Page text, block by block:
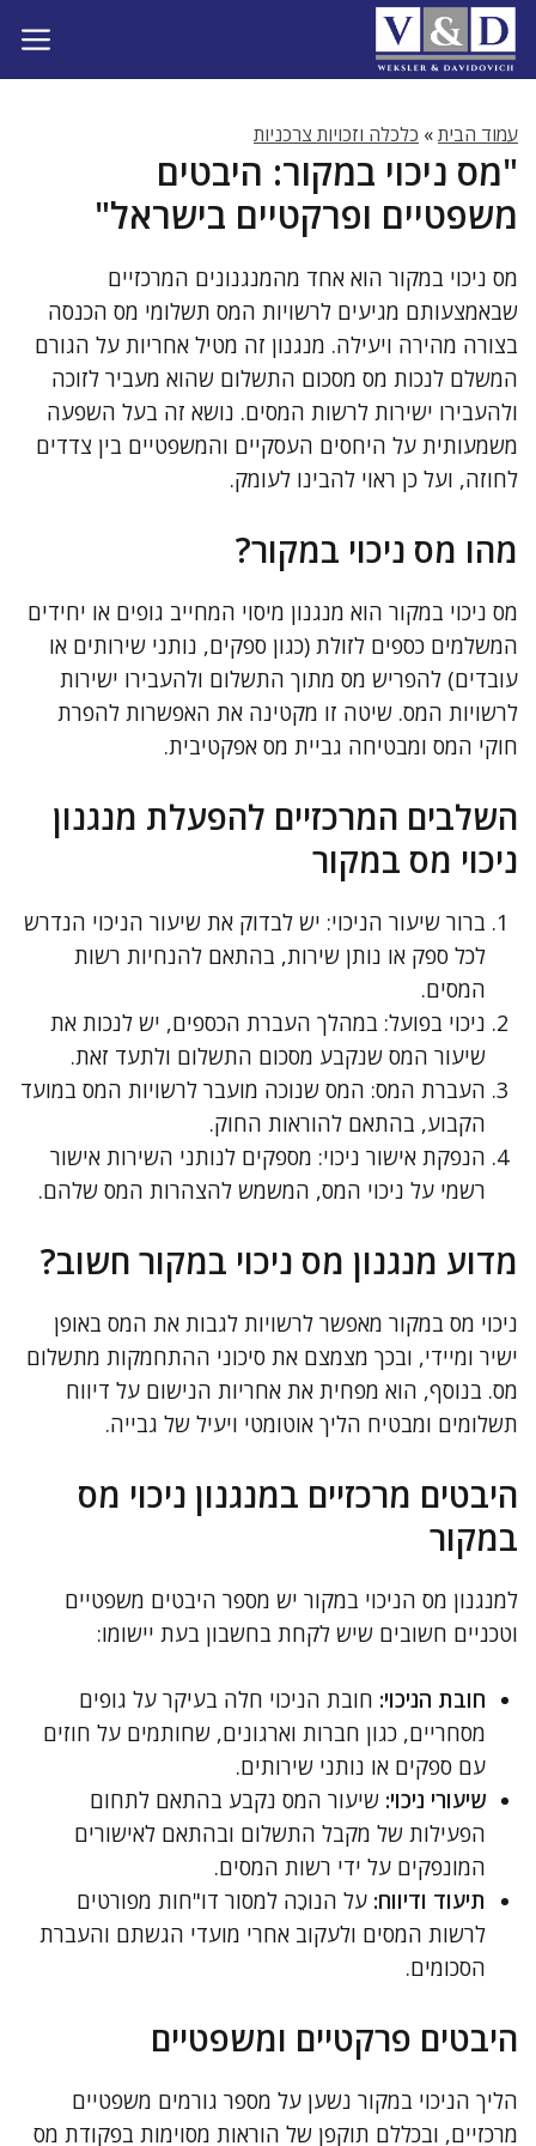
לדלג
לתוכן
עמוד הבית» כלכלה וזכויות צרכניות
"מס ניכוי במקור: היבטים
משפטיים ופרקטיים בישראל"
מס ניכוי במקור הוא אחד מהמנגנונים המרכזיים
שבאמצעותם מגיעים לרשויות המס תשלומי מס הכנסה
בצורה מהירה ויעילה. מנגנון זה מטיל אחריות על הגורם
המשלם לנכות מס מסכום התשלום שהוא מעביר לזוכה
ולהעבירו ישירות לרשות המסים. נושא זה בעל השפעה
משמעותית על היחסים העסקיים והמשפטיים בין צדדים
לחוזה, ועל כן ראוי להבינו לעומק.
מהו מס ניכוי במקור?
מס ניכוי במקור הוא מנגנון מיסוי המחייב גופים או יחידים
המשלמים כספים לזולת (כגון ספקים, נותני שירותים או
עובדים) להפריש מס מתוך התשלום ולהעבירו ישירות
לרשויות המס. שיטה זו מקטינה את האפשרות להפרת
חוקי המס ומבטיחה גביית מס אפקטיבית.
השלבים המרכזיים להפעלת מנגנון
ניכוי מס במקור
ברור שיעור הניכוי: יש לבדוק את שיעור הניכוי הנדרש
לכל ספק או נותן שירות, בהתאם להנחיות רשות
המסים.
ניכוי בפועל: במהלך העברת הכספים, יש לנכות את
שיעור המס שנקבע מסכום התשלום ולתעד זאת.
העברת המס: המס שנוכה מועבר לרשויות המס במועד
הקבוע, בהתאם להוראות החוק.
הנפקת אישור ניכוי: מספקים לנותני השירות אישור
רשמי על ניכוי המס, המשמש להצהרות המס שלהם.
מדוע מנגנון מס ניכוי במקור חשוב?
ניכוי מס במקור מאפשר לרשויות לגבות את המס באופן
ישיר ומיידי, ובכך מצמצם את סיכוני ההתחמקות מתשלום
מס. בנוסף, הוא מפחית את אחריות הנישום על דיווח
תשלומים ומבטיח הליך אוטומטי ויעיל של גבייה.
היבטים מרכזיים במנגנון ניכוי מס
במקור
למנגנון מס הניכוי במקור יש מספר היבטים משפטיים
וטכניים חשובים שיש לקחת בחשבון בעת יישומו:
חובת הניכוי: חובת הניכוי חלה בעיקר על גופים
מסחריים, כגון חברות וארגונים, שחותמים על חוזים
עם ספקים או נותני שירותים.
שיעורי ניכוי: שיעור המס נקבע בהתאם לתחום
הפעילות של מקבל התשלום ובהתאם לאישורים
המונפקים על ידי רשות המסים.
תיעוד ודיווח: על הנוכֵה למסור דו"חות מפורטים
לרשות המסים ולעקוב אחרי מועדי הגשתם והעברת
הסכומים.
היבטים פרקטיים ומשפטיים
הליך הניכוי במקור נשען על מספר גורמים משפטיים
מרכזיים, ובכללם תוקפן של הוראות מסוימות בפקודת מס